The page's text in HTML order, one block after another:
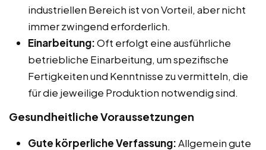
industriellen Bereich ist von Vorteil, aber nicht
immer zwingend erforderlich.
Einarbeitung:Oft erfolgt eine ausführliche
betriebliche Einarbeitung, um spezifische
Fertigkeiten und Kenntnisse zu vermitteln, die
für die jeweilige Produktion notwendig sind.
Gesundheitliche Voraussetzungen
Gute körperliche Verfassung:Allgemein gute